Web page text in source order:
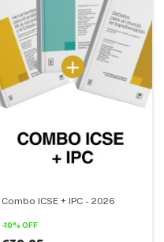
Combo ICSE + IPC - 2026
-10% OFF